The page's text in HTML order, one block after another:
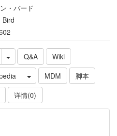
・バード
Bird
Q&A
Wiki
MDM
脚本
详情(0)